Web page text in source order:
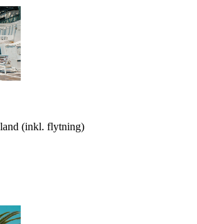
(inkl. flytning)